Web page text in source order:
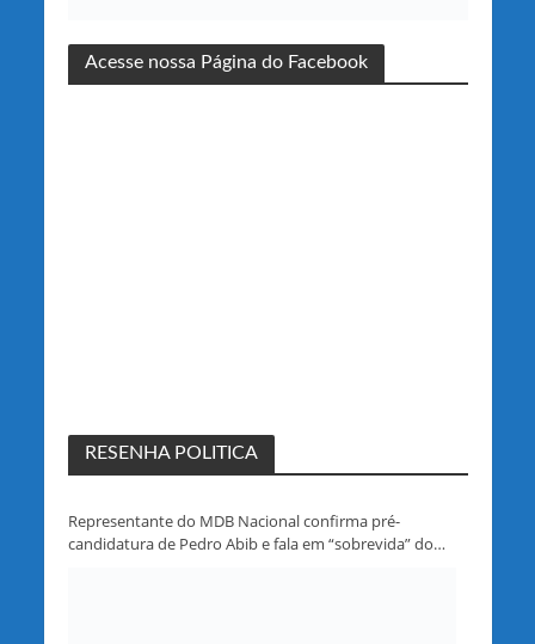
Acesse nossa Página do Facebook
RESENHA POLITICA
Representante do MDB Nacional confirma pré-
candidatura de Pedro Abib e fala em “sobrevida” do